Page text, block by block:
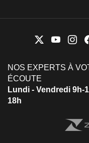
NOS EXPERTS À
ÉCOUTE
Lundi - Vendredi 9h-
18h